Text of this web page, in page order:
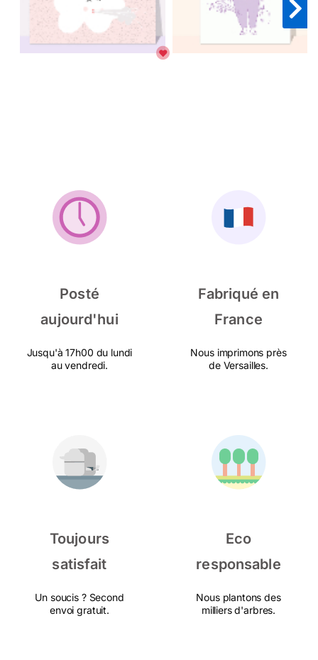
Posté
aujourd'hui
Jusqu'à 17h00 du lundi
au vendredi.
Fabriqué en
France
Nous imprimons près
de Versailles.
Toujours
satisfait
Un soucis ? Second
envoi gratuit.
Eco
responsable
Nous plantons des
milliers d'arbres.